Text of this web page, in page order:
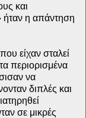
και
ήταν η απάντηση
είχαν σταλεί
περιορισμένα
να
διπλές και
σε μικρές